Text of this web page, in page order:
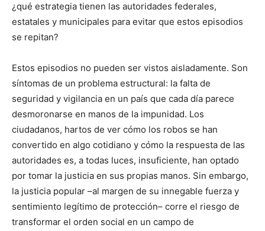
¿qué estrategia tienen las autoridades federales,
estatales y municipales para evitar que estos episodios
se repitan?
Estos episodios no pueden ser vistos aisladamente. Son
síntomas de un problema estructural: la falta de
seguridad y vigilancia en un país que cada día parece
desmoronarse en manos de la impunidad. Los
ciudadanos, hartos de ver cómo los robos se han
convertido en algo cotidiano y cómo la respuesta de las
autoridades es, a todas luces, insuficiente, han optado
por tomar la justicia en sus propias manos. Sin embargo,
la justicia popular –al margen de su innegable fuerza y
sentimiento legítimo de protección– corre el riesgo de
transformar el orden social en un campo de